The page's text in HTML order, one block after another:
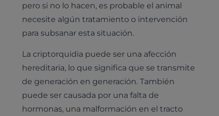
pero si no lo hacen, es probable el animal
necesite algún tratamiento o intervención
para subsanar esta situación.
La criptorquidia puede ser una afección
hereditaria, lo que significa que se transmite
de generación en generación. También
puede ser causada por una falta de
hormonas, una malformación en el tracto